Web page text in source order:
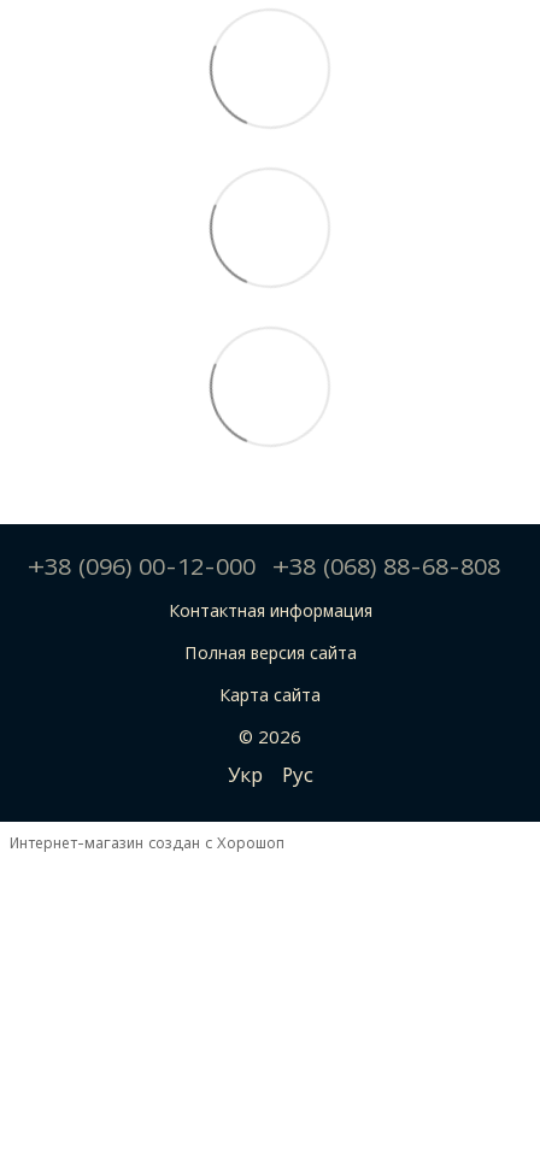
+38 (096) 00-12-000 +38 (068) 88-68-808
Контактная информация
Полная версия сайта
Карта сайта
© 2026
Укр Рус
Интернет-магазин создан с Хорошоп